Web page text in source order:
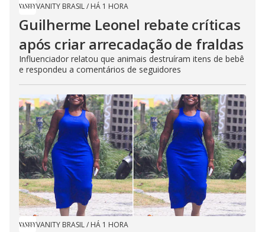
VANITY BRASIL/ HÁ 1 HORA
Guilherme Leonel rebate críticas
após criar arrecadação de fraldas
Influenciador relatou que animais destruíram itens de bebê
e respondeu a comentários de seguidores
VANITY BRASIL/ HÁ 1 HORA